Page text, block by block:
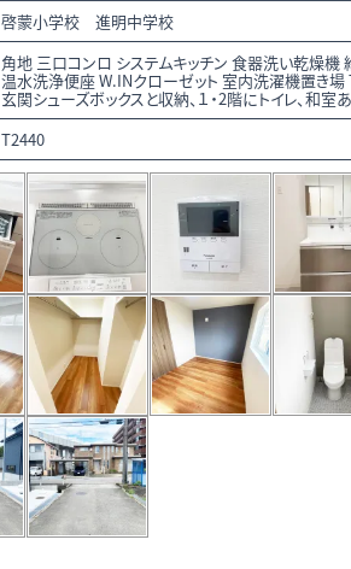
啓蒙小学校 進明中学校
角地 三口コンロ システムキッチン 食器洗い乾燥
温水洗浄便座 W.INクローゼット 室内洗濯機置き
玄関シューズボックスと収納、１・2階にトイレ、和
T2440